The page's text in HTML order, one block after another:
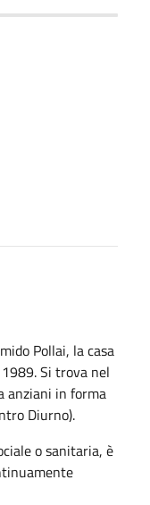
Pollai, la casa
Si trova nel
anziani in forma
Diurno).
o sanitaria, è